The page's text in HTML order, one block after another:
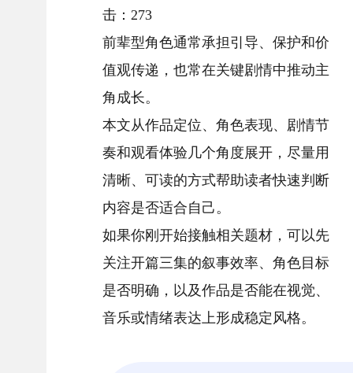
击：273
前辈型角色通常承担引导、保护和价
值观传递，也常在关键剧情中推动主
角成长。
本文从作品定位、角色表现、剧情节
奏和观看体验几个角度展开，尽量用
清晰、可读的方式帮助读者快速判断
内容是否适合自己。
如果你刚开始接触相关题材，可以先
关注开篇三集的叙事效率、角色目标
是否明确，以及作品是否能在视觉、
音乐或情绪表达上形成稳定风格。